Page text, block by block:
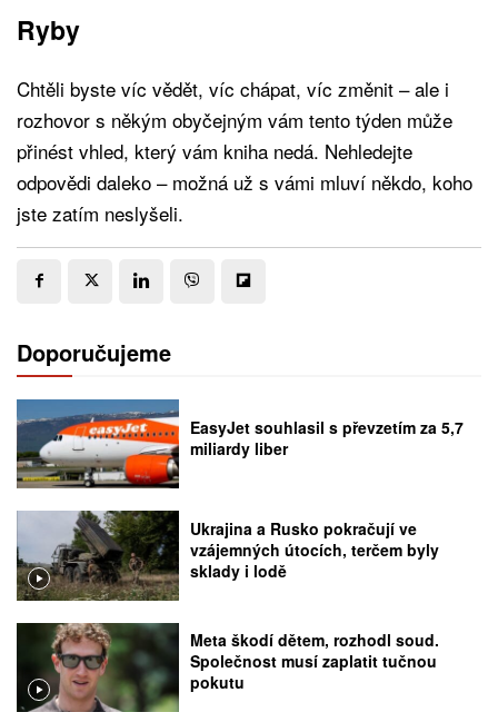
Ryby
Chtěli byste víc vědět, víc chápat, víc změnit – ale i
rozhovor s někým obyčejným vám tento týden může
přinést vhled, který vám kniha nedá. Nehledejte
odpovědi daleko – možná už s vámi mluví někdo, koho
jste zatím neslyšeli.
Doporučujeme
EasyJet souhlasil s převzetím za 5,7
miliardy liber
Ukrajina a Rusko pokračují ve
vzájemných útocích, terčem byly
sklady i lodě
Meta škodí dětem, rozhodl soud.
Společnost musí zaplatit tučnou
pokutu